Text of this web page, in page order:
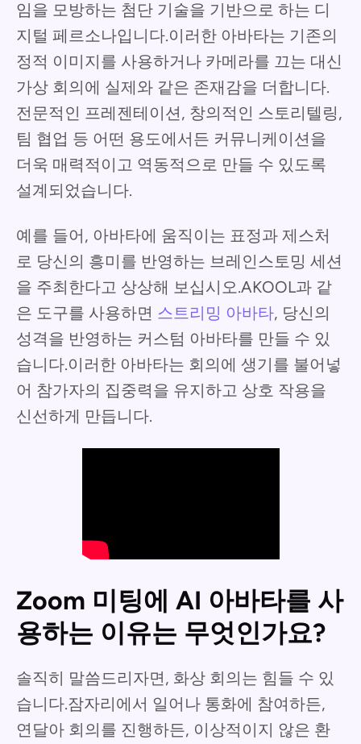
임을 모방하는 첨단 기술을 기반으로 하는 디
지털 페르소나입니다.이러한 아바타는 기존의
정적 이미지를 사용하거나 카메라를 끄는 대신
가상 회의에 실제와 같은 존재감을 더합니다.
전문적인 프레젠테이션, 창의적인 스토리텔링,
팀 협업 등 어떤 용도에서든 커뮤니케이션을
더욱 매력적이고 역동적으로 만들 수 있도록
설계되었습니다.
예를 들어, 아바타에 움직이는 표정과 제스처
로 당신의 흥미를 반영하는 브레인스토밍 세션
을 주최한다고 상상해 보십시오.AKOOL과 같
은 도구를 사용하면 스트리밍 아바타, 당신의
성격을 반영하는 커스텀 아바타를 만들 수 있
습니다.이러한 아바타는 회의에 생기를 불어넣
어 참가자의 집중력을 유지하고 상호 작용을
신선하게 만듭니다.
Zoom 미팅에 AI 아바타를 사
용하는 이유는 무엇인가요?
솔직히 말씀드리자면, 화상 회의는 힘들 수 있
습니다.잠자리에서 일어나 통화에 참여하든,
연달아 회의를 진행하든, 이상적이지 않은 환